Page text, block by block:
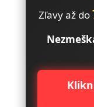
Zľavy až do